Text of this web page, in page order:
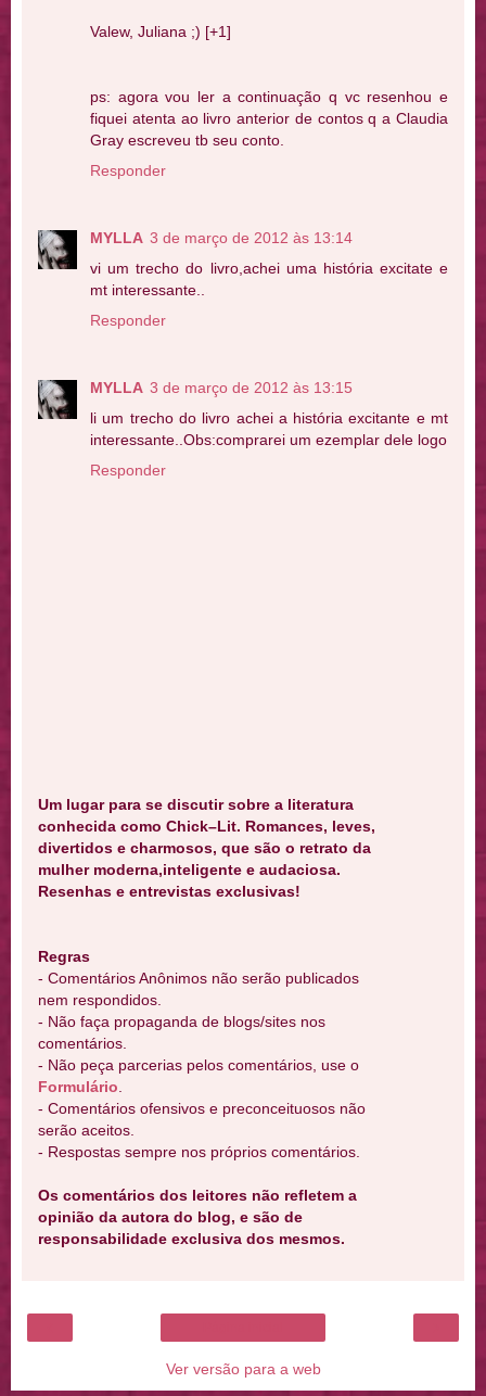
Valew, Juliana ;) [+1]
ps: agora vou ler a continuação q vc resenhou e
fiquei atenta ao livro anterior de contos q a Claudia
Gray escreveu tb seu conto.
Responder
MYLLA 3 de março de 2012 às 13:14
vi um trecho do livro,achei uma história excitate e
mt interessante..
Responder
MYLLA 3 de março de 2012 às 13:15
li um trecho do livro achei a história excitante e mt
interessante..Obs:comprarei um ezemplar dele logo
Responder
Um lugar para se discutir sobre a literatura
conhecida como Chick–Lit. Romances, leves,
divertidos e charmosos, que são o retrato da
mulher moderna,inteligente e audaciosa.
Resenhas e entrevistas exclusivas!
Regras
- Comentários Anônimos não serão publicados
nem respondidos.
- Não faça propaganda de blogs/sites nos
comentários.
- Não peça parcerias pelos comentários, use o
Formulário
- Comentários ofensivos e preconceituosos não
serão aceitos.
- Respostas sempre nos próprios comentários.
Os comentários dos leitores não refletem a
opinião da autora do blog, e são de
responsabilidade exclusiva dos mesmos.
Ver versão para a web